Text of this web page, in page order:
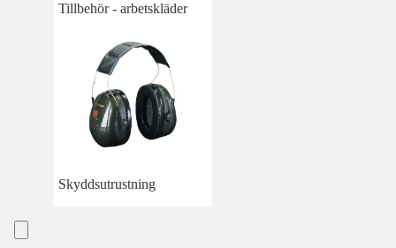
Tillbehör - arbetskläder
Skyddsutrustning